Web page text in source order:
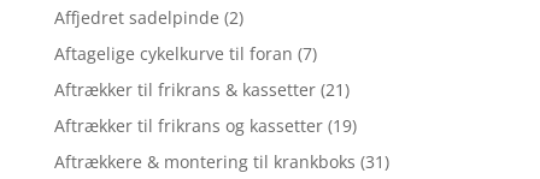
Affjedret sadelpinde (2)
Aftagelige cykelkurve til foran (7)
Aftrækker til frikrans & kassetter (21)
Aftrækker til frikrans og kassetter (19)
Aftrækkere & montering til krankboks (31)